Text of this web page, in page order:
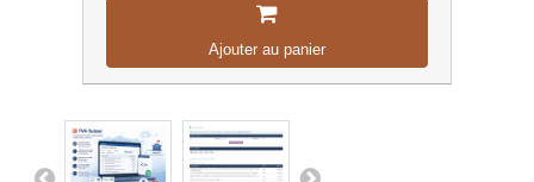
Ajouter au panier